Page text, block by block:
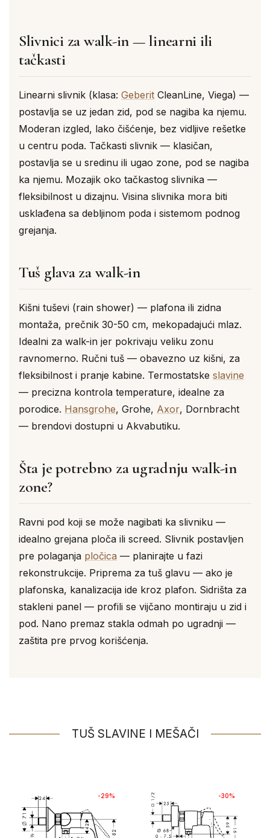
Slivnici za walk-in — linearni ili
tačkasti
Linearni slivnik (klasa: Geberit CleanLine, Viega) —
postavlja se uz jedan zid, pod se nagiba ka njemu.
Moderan izgled, lako čišćenje, bez vidljive rešetke
u centru poda. Tačkasti slivnik — klasičan,
postavlja se u sredinu ili ugao zone, pod se nagiba
ka njemu. Mozajik oko tačkastog slivnika —
fleksibilnost u dizajnu. Visina slivnika mora biti
usklađena sa debljinom poda i sistemom podnog
grejanja.
Tuš glava za walk-in
Kišni tuševi (rain shower) — plafona ili zidna
montaža, prečnik 30-50 cm, mekopadajući mlaz.
Idealni za walk-in jer pokrivaju veliku zonu
ravnomerno. Ručni tuš — obavezno uz kišni, za
fleksibilnost i pranje kabine. Termostatske slavine
— precizna kontrola temperature, idealne za
porodice. Hansgrohe, Grohe, Axor, Dornbracht
— brendovi dostupni u Akvabutiku.
Šta je potrebno za ugradnju walk-in
zone?
Ravni pod koji se može nagibati ka slivniku —
idealno grejana ploča ili screed. Slivnik postavljen
pre polaganja pločica — planirajte u fazi
rekonstrukcije. Priprema za tuš glavu — ako je
plafonska, kanalizacija ide kroz plafon. Sidrišta za
stakleni panel — profili se vijčano montiraju u zid i
pod. Nano premaz stakla odmah po ugradnji —
zaštita pre prvog korišćenja.
TUŠ SLAVINE I MEŠAČI
-29% -30%